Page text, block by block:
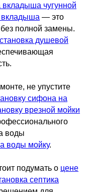
вкладыша чугунной
вкладыша — это
полной замены.
душевой
не упустите
сифона на
врезной мойки
воды
воды мойку.
подумать о цене
септика